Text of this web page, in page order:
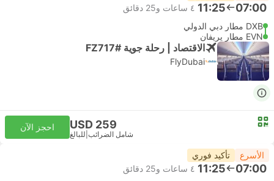
07:00
11:25 ٤ ساعات و‫25 دقائق
DXB مطار دبي الدولي
EVN مطار يريفان
الاقتصاد | رحلة جوية #FZ717
FlyDubai
USD 259
شامل الضرائب للبالغ
احجز الآن
الأسرع تأكيد فوري
07:00
11:25 ٤ ساعات و‫25 دقائق